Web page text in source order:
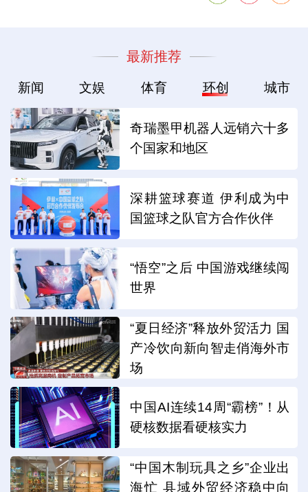
最新推荐
新闻 文娱 体育 环创 城市
奇瑞墨甲机器人远销六十多
个国家和地区
深耕篮球赛道 伊利成为中
国篮球之队官方合作伙伴
“悟空”之后 中国游戏继续闯
世界
“夏日经济”释放外贸活力 国
产冷饮向新向智走俏海外市
场
中国AI连续14周“霸榜”！从
硬核数据看硬核实力
“中国木制玩具之乡”企业出
海忙 县域外贸经济稳中向